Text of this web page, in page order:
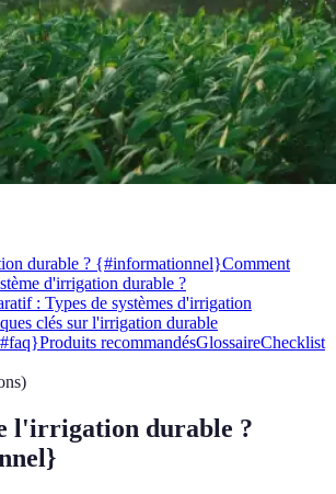
durable ? {#informationnel}Comment
d'irrigation durable ?
: Types de systèmes d'irrigation
clés sur l'irrigation durable
Produits recommandésGlossaireChecklist
)
l'irrigation durable ?